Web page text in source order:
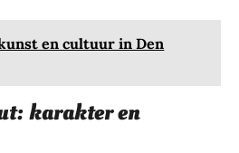
en cultuur in Den
karakter en